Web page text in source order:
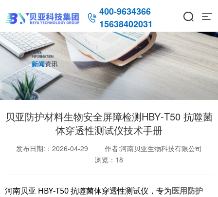
 400-9634366
15638402031
 
贝亚防护材料生物安全屏障检测HBY‑T50 抗噬菌
体穿透性测试仪技术手册
发布日期:：2026-04-29
作者:河南贝亚生物科技有限公司
浏览： 18
河南贝亚 HBY‑T50 抗噬菌体穿透性测试仪，专为医用防护